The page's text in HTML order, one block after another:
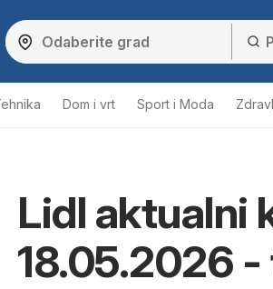
Dom i vrt Sport i Moda
Lidl aktualni
18.05.2026